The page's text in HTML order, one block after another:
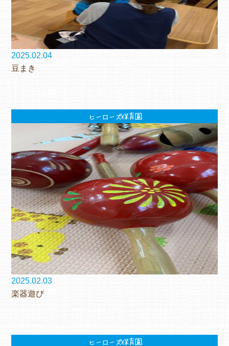
2025.02.04
豆まき
ヒーローズ保育園
2025.02.03
楽器遊び
ヒーローズ保育園